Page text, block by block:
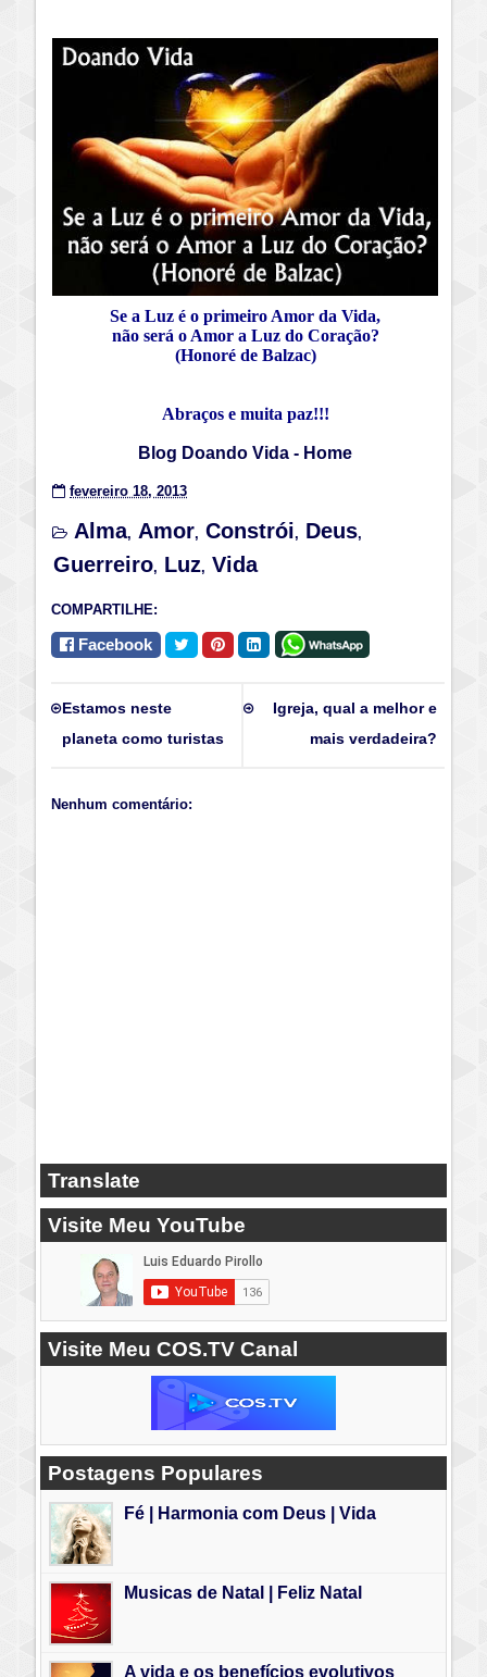
Se a Luz é o primeiro Amor da Vida,
não será o Amor a Luz do Coração?
(Honoré de Balzac)
Abraços e muita paz!!!
Blog Doando Vida - Home
fevereiro 18, 2013
Alma, Amor, Constrói, Deus,
Guerreiro, Luz, Vida
COMPARTILHE:
Facebook
Igreja, qual a melhor e
mais verdadeira?
Estamos neste
planeta como turistas
Nenhum comentário:
Translate
Visite Meu YouTube
Visite Meu COS.TV Canal
Postagens Populares
Fé | Harmonia com Deus | Vida
Musicas de Natal | Feliz Natal
A vida e os benefícios evolutivos